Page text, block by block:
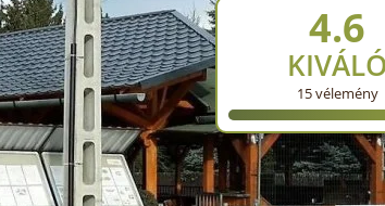
4.6
KIVÁLÓ
15vélemény